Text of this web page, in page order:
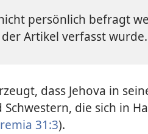
persönlich befragt
Artikel verfasst wurde.
dass Jehova in
die sich in
31:3).